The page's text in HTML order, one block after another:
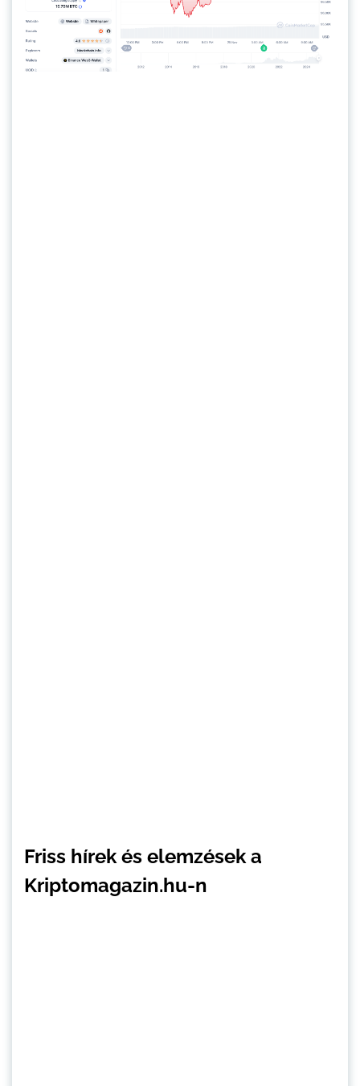
Friss hírek és elemzések a
Kriptomagazin.hu-n